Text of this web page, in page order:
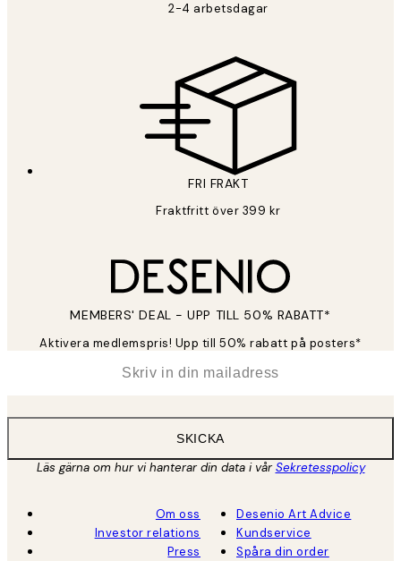
2-4 arbetsdagar
FRI FRAKT
Fraktfritt över 399 kr
MEMBERS' DEAL - UPP TILL 50% RABATT*
Aktivera medlemspris! Upp till 50% rabatt på posters*
SKICKA
Läs gärna om hur vi hanterar din data i vårSekretesspolicy
Om oss
Investor relations
Press
Desenio Art Advice
Kundservice
Spåra din order